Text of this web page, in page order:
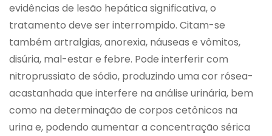
evidências de lesão hepática significativa, o
tratamento deve ser interrompido. Citam-se
também artralgias, anorexia, náuseas e vômitos,
disúria, mal-estar e febre. Pode interferir com
nitroprussiato de sódio, produzindo uma cor rósea-
acastanhada que interfere na análise urinária, bem
como na determinação de corpos cetônicos na
urina e, podendo aumentar a concentração sérica